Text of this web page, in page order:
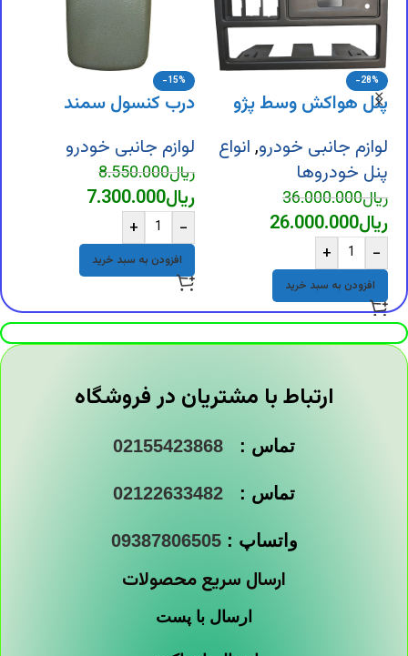
-28%
پنل هواکش وسط پژو
لوازم جانبی خودرو,انواع
پنل خودروها
ریال36.000.000
ریال26.000.000
-
+
افزودن به سبد خرید
-15%
درب کنسول سمند
لوازم جانبی خودرو
ریال8.550.000
ریال7.300.000
-
+
افزودن به سبد خرید
ارتباط با مشتریان در فروشگاه
تماس : 02155423868
تماس : 02122633482
واتساپ :09387806505
ارسال سریع محصولات
ارسال با پست